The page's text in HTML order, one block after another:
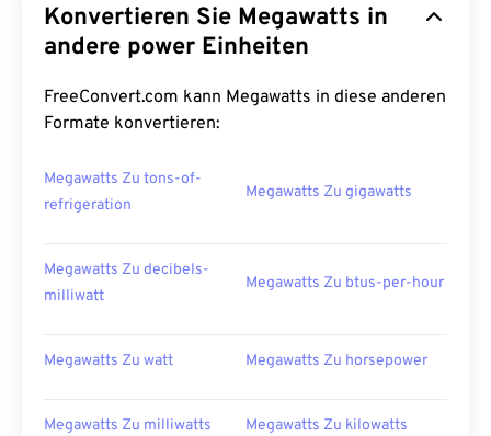
Konvertieren Sie Megawatts in
andere power Einheiten
FreeConvert.com kann Megawatts in diese anderen
Formate konvertieren:
Megawatts Zu tons-of-
refrigeration
Megawatts Zu gigawatts
Megawatts Zu decibels-
milliwatt
Megawatts Zu btus-per-hour
Megawatts Zu watt Megawatts Zu horsepower
Megawatts Zu milliwatts Megawatts Zu kilowatts